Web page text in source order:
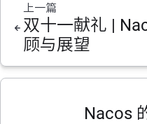
上一篇
双十一献礼 |
顾与展望
Nacos